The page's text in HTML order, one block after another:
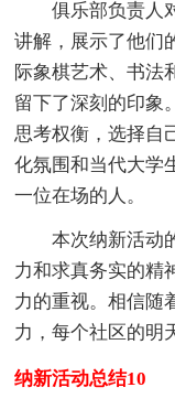
俱乐部负责人对
讲解，展示了他们
际象棋艺术、书法
留下了深刻的印象
思考权衡，选择自
化氛围和当代大学
一位在场的人。
本次纳新活动的
力和求真务实的精
力的重视。相信随
力，每个社区的明
纳新活动总结10